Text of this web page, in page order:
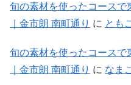
旬の素材を使ったコースで
｜金市朗 南町通り に ともこ
旬の素材を使ったコースで
｜金市朗 南町通り に なま